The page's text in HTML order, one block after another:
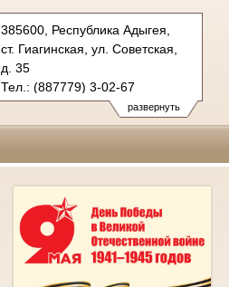
развернуть
385600, Республика Адыгея,
ст. Гиагинская, ул. Советская,
д. 35
Тел.: (887779) 3-02-67
giaginsky.adg@sudrf.ru
giagsud@mail.ru